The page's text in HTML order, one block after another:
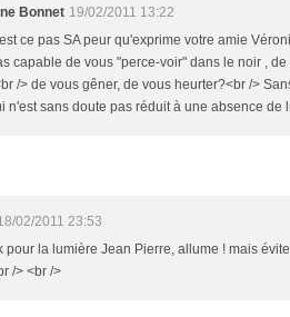
Bonnet 19/02/2011 13:22
ce pas SA peur qu'exprime votre amie
capable de vous "perce-voir" dans le noir ,
/> de vous gêner, de vous heurter?<br />
n'est sans doute pas réduit à une absence de
02/2011 23:53
pour la lumière Jean Pierre, allume ! mais
/> <br />